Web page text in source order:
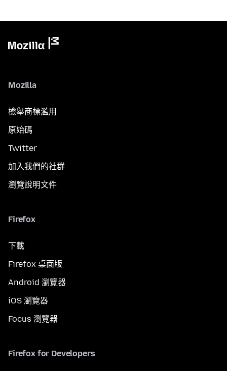
Mozilla
檢舉商標濫用
原始碼
Twitter
加入我們的社群
瀏覽說明文件
Firefox
下載
Firefox 桌面版
Android 瀏覽器
iOS 瀏覽器
Focus 瀏覽器
Firefox for Developers